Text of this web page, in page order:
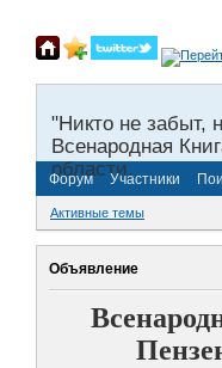
"Никто не забыт,
Всенародная
области.
Форум Участники
Активные темы
Объявление